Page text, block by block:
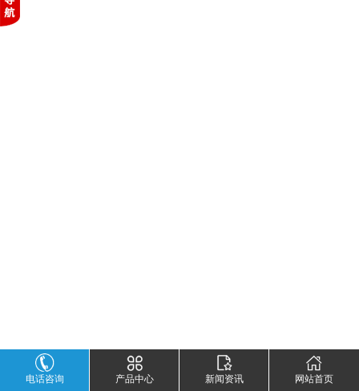
电话咨询 产品中心 新闻资讯 网站首页